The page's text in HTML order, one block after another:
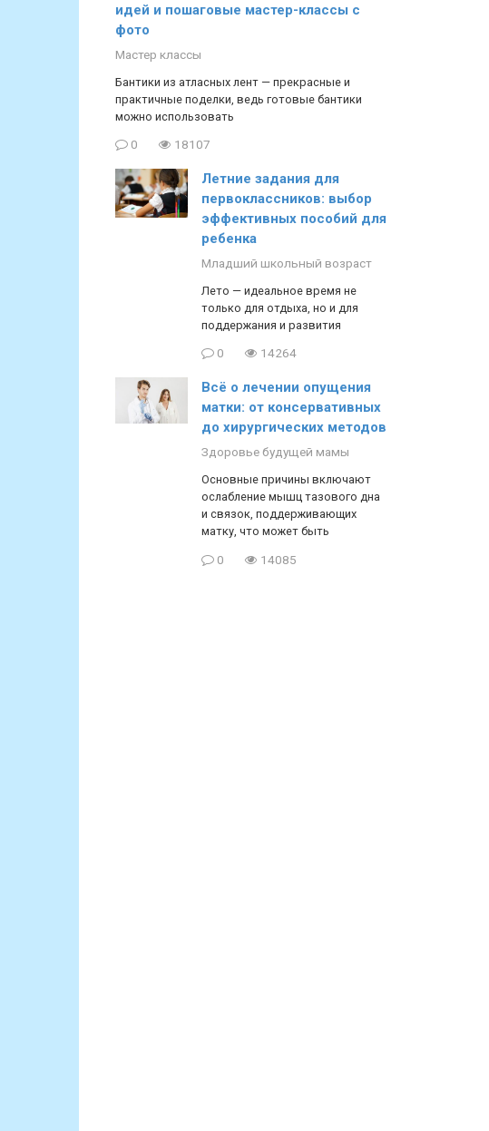
идей и пошаговые мастер-классы с
фото
Мастер классы
Бантики из атласных лент — прекрасные и
практичные поделки, ведь готовые бантики
можно использовать
0 18107
Летние задания для
первоклассников: выбор
эффективных пособий для
ребенка
Младший школьный возраст
Лето — идеальное время не
только для отдыха, но и для
поддержания и развития
0 14264
Всё о лечении опущения
матки: от консервативных
до хирургических методов
Здоровье будущей мамы
Основные причины включают
ослабление мышц тазового дна
и связок, поддерживающих
матку, что может быть
0 14085